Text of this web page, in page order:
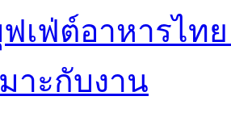
เฟ่ต์อาหารไท
าะกับงาน